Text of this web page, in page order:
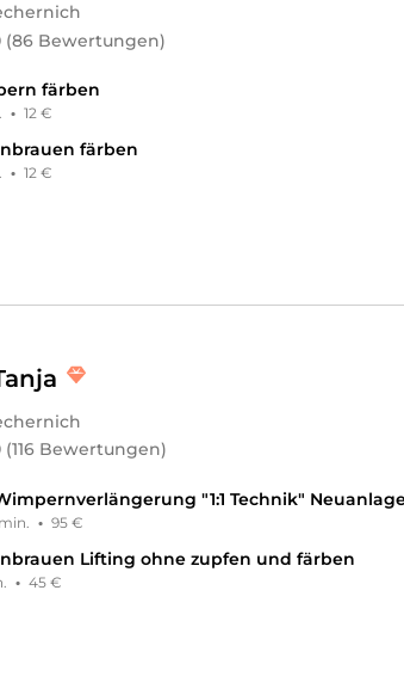
bietet Leistungen in
an.
(86 Bewertungen)
färben
· 12 €
färben
· 12 €
& Wohlbefinden Willkommen bei
erwartet dich ein professionelles Team
dass du dich nicht nur schön fühlst,
gemeinsam den Look, der perfekt zu dir
(116 Bewertungen)
"1:1 Technik"
· 95 €
Lifting ohne zupfen und färben
· 45 €